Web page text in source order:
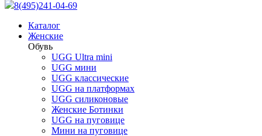
8(495)241-04-69
Каталог
Женские
Обувь
UGG Ultra mini
UGG мини
UGG классические
UGG на платформах
UGG силиконовые
Женские Ботинки
UGG на пуговице
Мини на пуговице